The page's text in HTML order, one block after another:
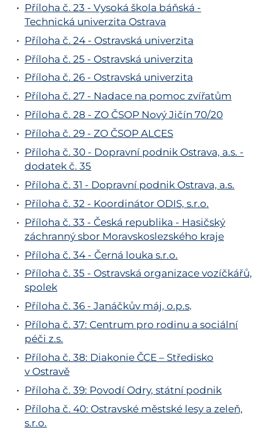
Příloha č. 23 - Vysoká škola báňská -
Technická univerzita Ostrava
Příloha č. 24 - Ostravská univerzita
Příloha č. 25 - Ostravská univerzita
Příloha č. 26 - Ostravská univerzita
Příloha č. 27 - Nadace na pomoc zvířatům
Příloha č. 28 - ZO ČSOP Nový Jičín 70/20
Příloha č. 29 - ZO ČSOP ALCES
Příloha č. 30 - Dopravní podnik Ostrava, a.s. -
dodatek č. 35
Příloha č. 31 - Dopravní podnik Ostrava, a.s.
Příloha č. 32 - Koordinátor ODIS, s.r.o.
Příloha č. 33 - Česká republika - Hasičský
záchranný sbor Moravskoslezského kraje
Příloha č. 34 - Černá louka s.r.o.
Příloha č. 35 - Ostravská organizace vozíčkářů,
spolek
Příloha č. 36 - Janáčkův máj, o.p.s.
Příloha č. 37: Centrum pro rodinu a sociální
péči z.s.
Příloha č. 38: Diakonie ČCE – Středisko
v Ostravě
Příloha č. 39: Povodí Odry, státní podnik
Příloha č. 40: Ostravské městské lesy a zeleň,
s.r.o.